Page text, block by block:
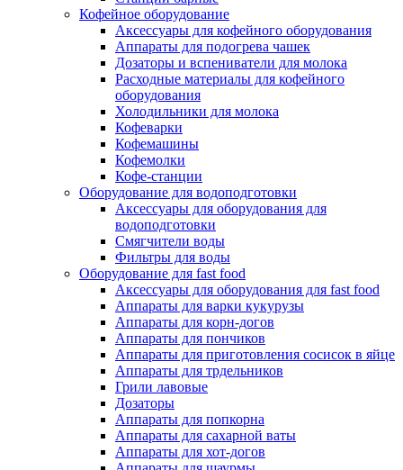
Кофейное оборудование
Аксессуары для кофейного оборудования
Аппараты для подогрева чашек
Дозаторы и вспениватели для молока
Расходные материалы для кофейного
оборудования
Холодильники для молока
Кофеварки
Кофемашины
Кофемолки
Кофе-станции
Оборудование для водоподготовки
Аксессуары для оборудования для
водоподготовки
Смягчители воды
Фильтры для воды
Оборудование для fast food
Аксессуары для оборудования для fast food
Аппараты для варки кукурузы
Аппараты для корн-догов
Аппараты для пончиков
Аппараты для приготовления сосисок в яйце
Аппараты для трдельников
Грили лавовые
Дозаторы
Аппараты для попкорна
Аппараты для сахарной ваты
Аппараты для хот-догов